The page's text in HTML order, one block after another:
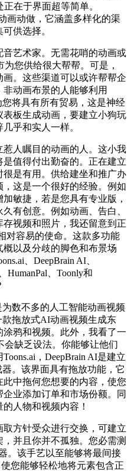
在于界面超等简单。
画动做，它涵盖多样化的渠
供选择。
艺术家。无需花哨的动画或
为您供给很大帮帮。可是，
。这些渠道可以或许帮帮企
动画布景的人能够利用
将具有所有贸易，这是神经
板生成动画，要建立小狗玩
乎和实人一样。
人瞩目的动画的人。这小我
值得付出勤奋的。正在建立
是有用。供给建坐和推广办
这是一个很好的经验。例如
敏捷，若是您具有专业版，
有创意。例如动画、告白、
视频和照片，我还留意到正
对容易的使命。这款多功能
以及分歧的脚色和布景场
、DeepBrain AI、
HumanPal、Toonly和
数不多的人工智能动画视频
款拖放式AI动画视频生成东
鸦和视频。此外，我看了一
会缺乏设法。你能够让他们
，DeepBrain AI是建立
。该界面具有拖放功能，它
中拖何您想要的内容，使您
业添加订单和市场份额。同
人物和视频内容！
方针受众进行交换，可建立
并且你并不孤独。您必需测
。该手艺以至能够将最间接
您能够轻松地将元素包含正